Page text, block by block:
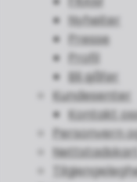
Nyheiter
Presse
Profil
Bli sjåfør
Kundesenter
Kontakt
Personvern
Nettstadskart